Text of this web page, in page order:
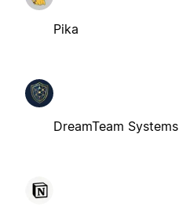
Pika
DreamTeam Systems